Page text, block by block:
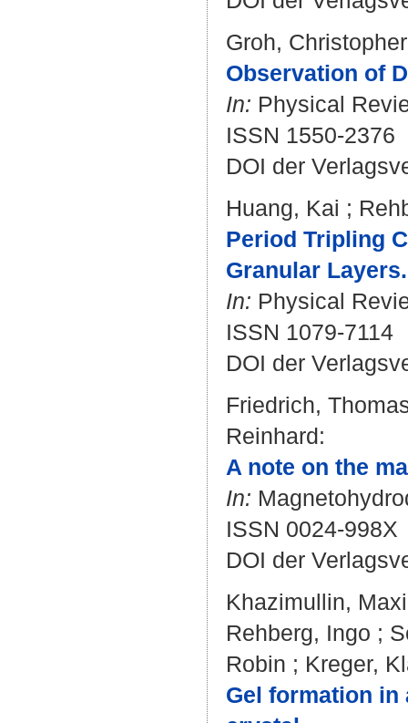
Groh, Christopher
Observation of
In: Physical
ISSN 1550-2376
DOI der
Huang, Kai ;
Period Tripling
Granular Layers.
In: Physical
ISSN 1079-7114
DOI der
Friedrich,
Reinhard:
A note on the
In:
ISSN 0024-998X
DOI der
Khazimullin,
Rehberg, Ingo ;
Robin ; Kreger,
Gel formation